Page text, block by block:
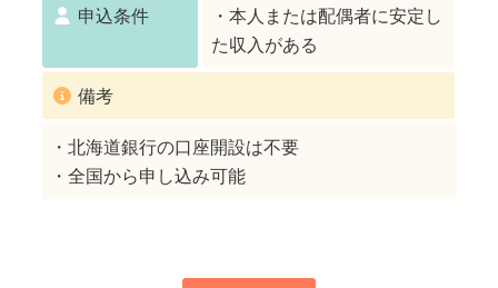
申込条件
・本人または配偶者に安定し
た収入がある
備考
・北海道銀行の口座開設は不要
・全国から申し込み可能